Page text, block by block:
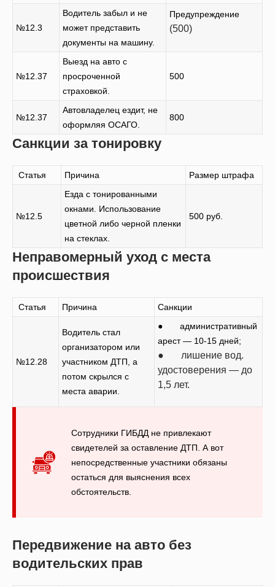
№12.3
Водитель забыл и не
может представить
документы на машину.
Предупреждение
(500)
№12.37
Выезд на авто с
просроченной
страховкой.
500
№12.37
Автовладелец ездит, не
оформляя ОСАГО.
800
Санкции за тонировку
Статья Причина Размер штрафа
№12.5
Езда с тонированными
окнами. Использование
цветной либо черной пленки
на стеклах.
500 руб.
Неправомерный уход с места
происшествия
Статья Причина Санкции
№12.28
Водитель стал
организатором или
участником ДТП, а
потом скрылся с
места аварии.
● административный
арест — 10-15 дней;
● лишение вод.
удостоверения — до
1,5 лет.
Сотрудники ГИБДД не привлекают
свидетелей за оставление ДТП. А вот
непосредственные участники обязаны
остаться для выяснения всех
обстоятельств.
Передвижение на авто без
водительских прав